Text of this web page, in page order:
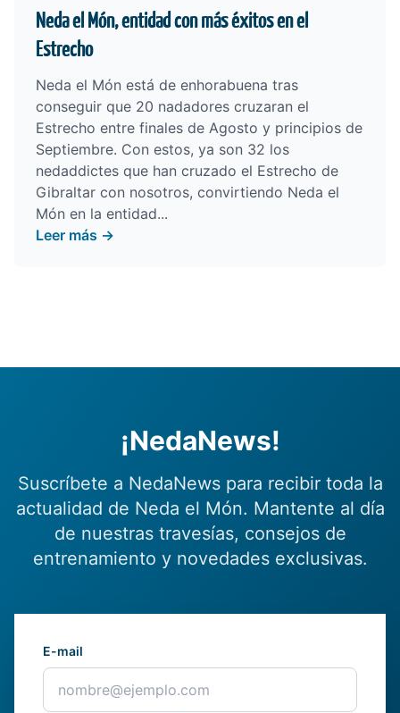
Neda el Món, entidad con más éxitos en el
Estrecho
Neda el Món está de enhorabuena tras
conseguir que 20 nadadores cruzaran el
Estrecho entre finales de Agosto y principios de
Septiembre. Con estos, ya son 32 los
nedaddictes que han cruzado el Estrecho de
Gibraltar con nosotros, convirtiendo Neda el
Món en la entidad...
Leer más →
¡NedaNews!
Suscríbete a NedaNews para recibir toda la
actualidad de Neda el Món. Mantente al día
de nuestras travesías, consejos de
entrenamiento y novedades exclusivas.
E-mail